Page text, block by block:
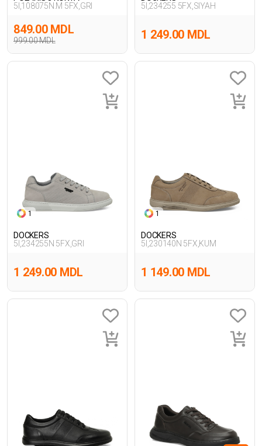
5I,108075N.M 5FX,GRI
999.00 MDL
849.00 MDL
5I,234255 5FX,SIYAH
1 249.00 MDL
1
DOCKERS
5I,234255N 5FX,GRI
1 249.00 MDL
1
DOCKERS
5I,230140N 5FX,KUM
1 149.00 MDL